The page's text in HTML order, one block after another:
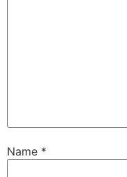
Name *